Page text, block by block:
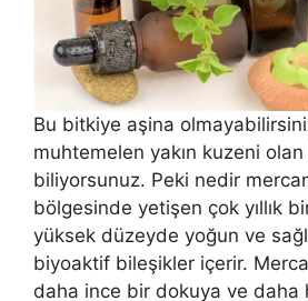
Bu bitkiye aşina
muhtemelen yakın kuzeni
biliyorsunuz. Peki nedir
bölgesinde yetişen çok yıllık
yüksek düzeyde yoğun ve
biyoaktif bileşikler içerir.
daha ince bir dokuya ve daha